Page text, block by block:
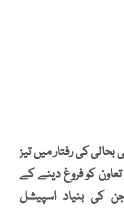
کی رفتار میں تیز
تعاون کو فروغ دینے کے
کی بنیاد اسپیشل